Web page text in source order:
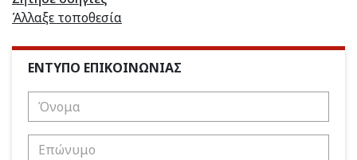
Άλλαξε τοποθεσία
ΕΝΤΥΠΟ ΕΠΙΚΟΙΝΩΝΙΑΣ